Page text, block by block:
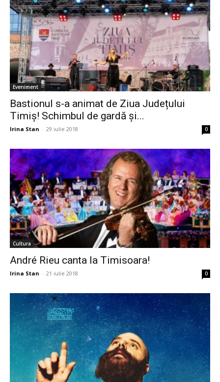
Eveniment
Bastionul s-a animat de Ziua Județului
Timiș! Schimbul de gardă și...
Irina Stan - 29 iulie 2018 0
Cultura
André Rieu canta la Timisoara!
Irina Stan - 21 iulie 2018 0